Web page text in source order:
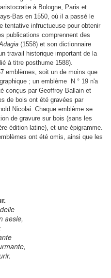
à Bologne, Paris et
Bas en 1550, où il a passé le
tentative infructueuse pour obtenir
publications comprennent des
(1558) et son dictionnaire
travail historique important de la
à titre posthume 1588).
emblèmes, soit un de moins que
; un emblème N ° 19 n'a
conçus par Geoffroy Ballain et
de bois ont été gravées par
Nicolai. Chaque emblème se
de gravure sur bois (sans les
édition latine), et une épigramme.
ont été omis, ainsi que les
aesle,